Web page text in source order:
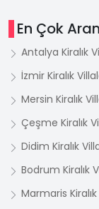
En Çok
Antalya Kiralık
İzmir Kiralık
Mersin Kiralık
Çeşme Kiralık
Didim Kiralık
Bodrum Kiralık
Marmaris Kiralık